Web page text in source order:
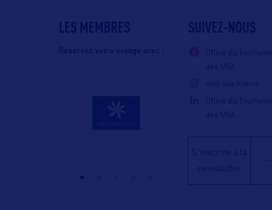
LES MEMBRES
Réservez votre voyage avec :
SUIVEZ-NOUS
Office du Tourisme
des USA
visit usa france
Office du Tourisme
des USA
S'inscrire à la
newsletter